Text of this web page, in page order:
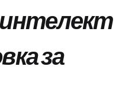
за